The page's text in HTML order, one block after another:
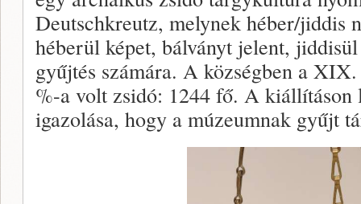
Deutschkreutz, melynek héber/jiddis
héberül képet, bálványt jelent,
gyűjtés számára. A községben a
%-a volt zsidó: 1244 fő. A kiállításon
igazolása, hogy a múzeumnak gyűjt